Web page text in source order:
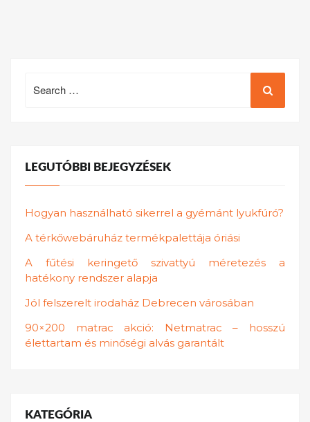
for:
LEGUTÓBBI BEJEGYZÉSEK
Hogyan használható sikerrel a gyémánt lyukfúró?
A térkőwebáruház termékpalettája óriási
A fűtési keringető szivattyú méretezés a
hatékony rendszer alapja
Jól felszerelt irodaház Debrecen városában
90×200 matrac akció: Netmatrac – hosszú
élettartam és minőségi alvás garantált
KATEGÓRIA